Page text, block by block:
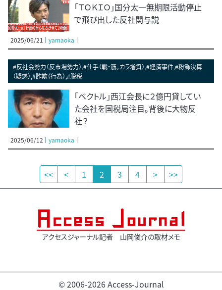
「ＴＯＫＩＯ」国分太一無期限活動停止
で飛び出した反社関与説
2025/06/21 yamaoka
#反社会勢力（反市場勢力）,#仕手（戦・筋。カラ増資）,#経済事件,#粉飾決算
（疑惑）,#詐欺（行為）,#脱税
「ベクトル」西江会長に２億円貸してい
た会社を国税局注目。背後に大物反
社？
2025/06/12 yamaoka
<< < 1 2 3 4 > >>
アクセスジャーナル記者 山岡俊介の取材メモ
© 2006-2026 Access-Journal